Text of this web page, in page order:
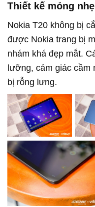
Thiết kế mỏng
Nokia T20 không bị
được Nokia trang bị
nhám khá đẹp mắt.
lưỡng, cảm giác cầm
bị rỗng lưng.